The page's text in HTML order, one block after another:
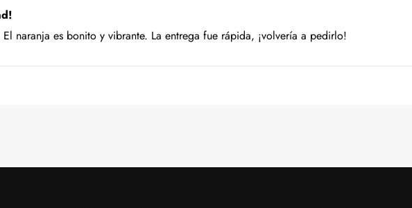
naranja es bonito y vibrante. La entrega fue rápida, ¡volvería a pedirlo!